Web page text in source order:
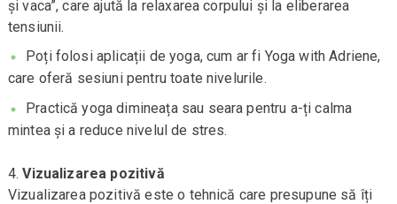
și vaca”, care ajută la relaxarea corpului și la eliberarea
tensiunii.
Poți folosi aplicații de yoga, cum ar fi Yoga with Adriene,
care oferă sesiuni pentru toate nivelurile.
Practică yoga dimineața sau seara pentru a-ți calma
mintea și a reduce nivelul de stres.
Vizualizarea pozitivă
Vizualizarea pozitivă este o tehnică care presupune să îți